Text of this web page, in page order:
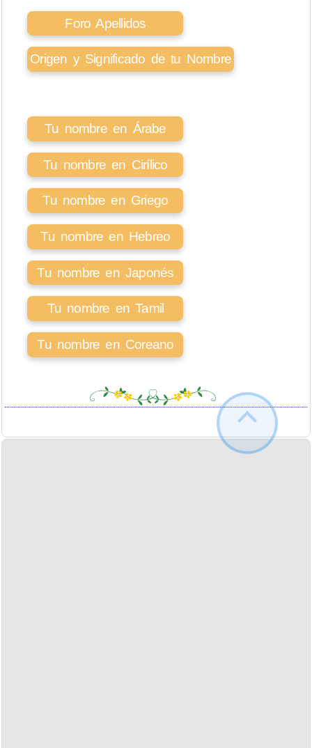
Foro Apellidos
Origen y Significado de tu Nombre
Tu nombre en Árabe
Tu nombre en Cirílico
Tu nombre en Griego
Tu nombre en Hebreo
Tu nombre en Japonés
Tu nombre en Tamil
Tu nombre en Coreano